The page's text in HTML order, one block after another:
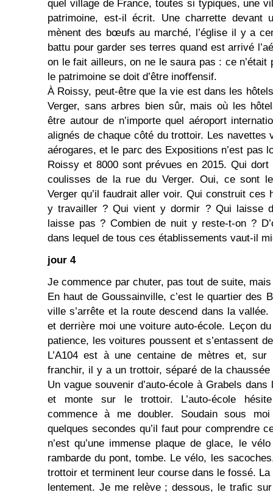
quel village de France, toutes si typiques, une
patrimoine, est-il écrit. Une charrette devant
mènent des bœufs au marché, l’église il y a
battu pour garder ses terres quand est arrivé
on le fait ailleurs, on ne le saura pas : ce
le patrimoine se doit d’être inoﬀensif.
À Roissy, peut-être que la vie est dans les
Verger, sans arbres bien sûr, mais où les
être autour de n’importe quel aéroport
alignés de chaque côté du trottoir. Les navettes
aérogares, et le parc des Expositions n’est pas
Roissy et 8000 sont prévues en 2015. Qui
coulisses de la rue du Verger. Oui, ce sont
Verger qu’il faudrait aller voir. Qui construit ces
y travailler ? Qui vient y dormir ? Qui laisse
laisse pas ? Combien de nuit y reste-t-on ?
dans lequel de tous ces établissements vaut-il
jour 4
Je commence par chuter, pas tout de suite,
En haut de Goussainville, c’est le quartier des
ville s’arrête et la route descend dans la
et derrière moi une voiture auto-école. Leçon
patience, les voitures poussent et s’entassent
L’A104 est à une centaine de mètres et,
franchir, il y a un trottoir, séparé de la
Un vague souvenir d’auto-école à Grabels dans
et monte sur le trottoir. L’auto-école
commence à me doubler. Soudain sous
quelques secondes qu’il faut pour comprendre
n’est qu’une immense plaque de glace, le
rambarde du pont, tombe. Le vélo, les
trottoir et terminent leur course dans le fossé.
lentement. Je me relève ; dessous, le traﬁc